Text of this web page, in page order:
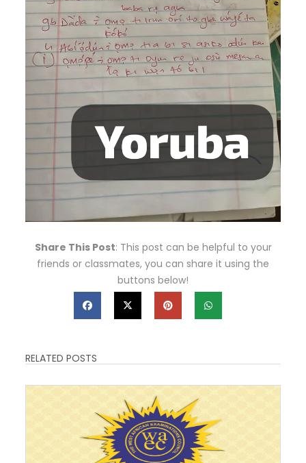
Share This Post: This post can be helpful to your
friends or classmates, you can share it using the
buttons below!
RELATED POSTS